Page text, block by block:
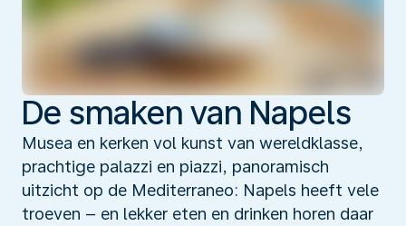
De smaken van Napels
Musea en kerken vol kunst van wereldklasse,
prachtige palazzi en piazzi, panoramisch
uitzicht op de Mediterraneo: Napels heeft vele
troeven – en lekker eten en drinken horen daar